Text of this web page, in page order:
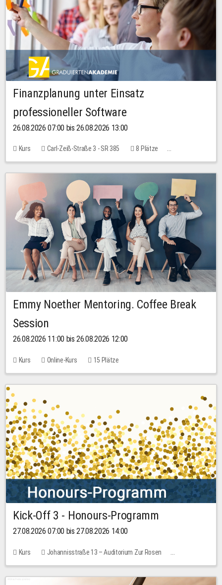
Finanzplanung unter Einsatz
professioneller Software
26.08.2026 07:00 bis 26.08.2026 13:00
Kurs Carl-Zeiß-Straße 3 - SR 385
8 Plätze
20,00 EUR
Emmy Noether Mentoring. Coffee Break
Session
26.08.2026 11:00 bis 26.08.2026 12:00
Kurs Online-Kurs 15 Plätze
Kick-Off 3 - Honours-Programm
27.08.2026 07:00 bis 27.08.2026 14:00
Kurs
Johannisstraße 13 – Auditorium Zur Rosen
11 Plätze